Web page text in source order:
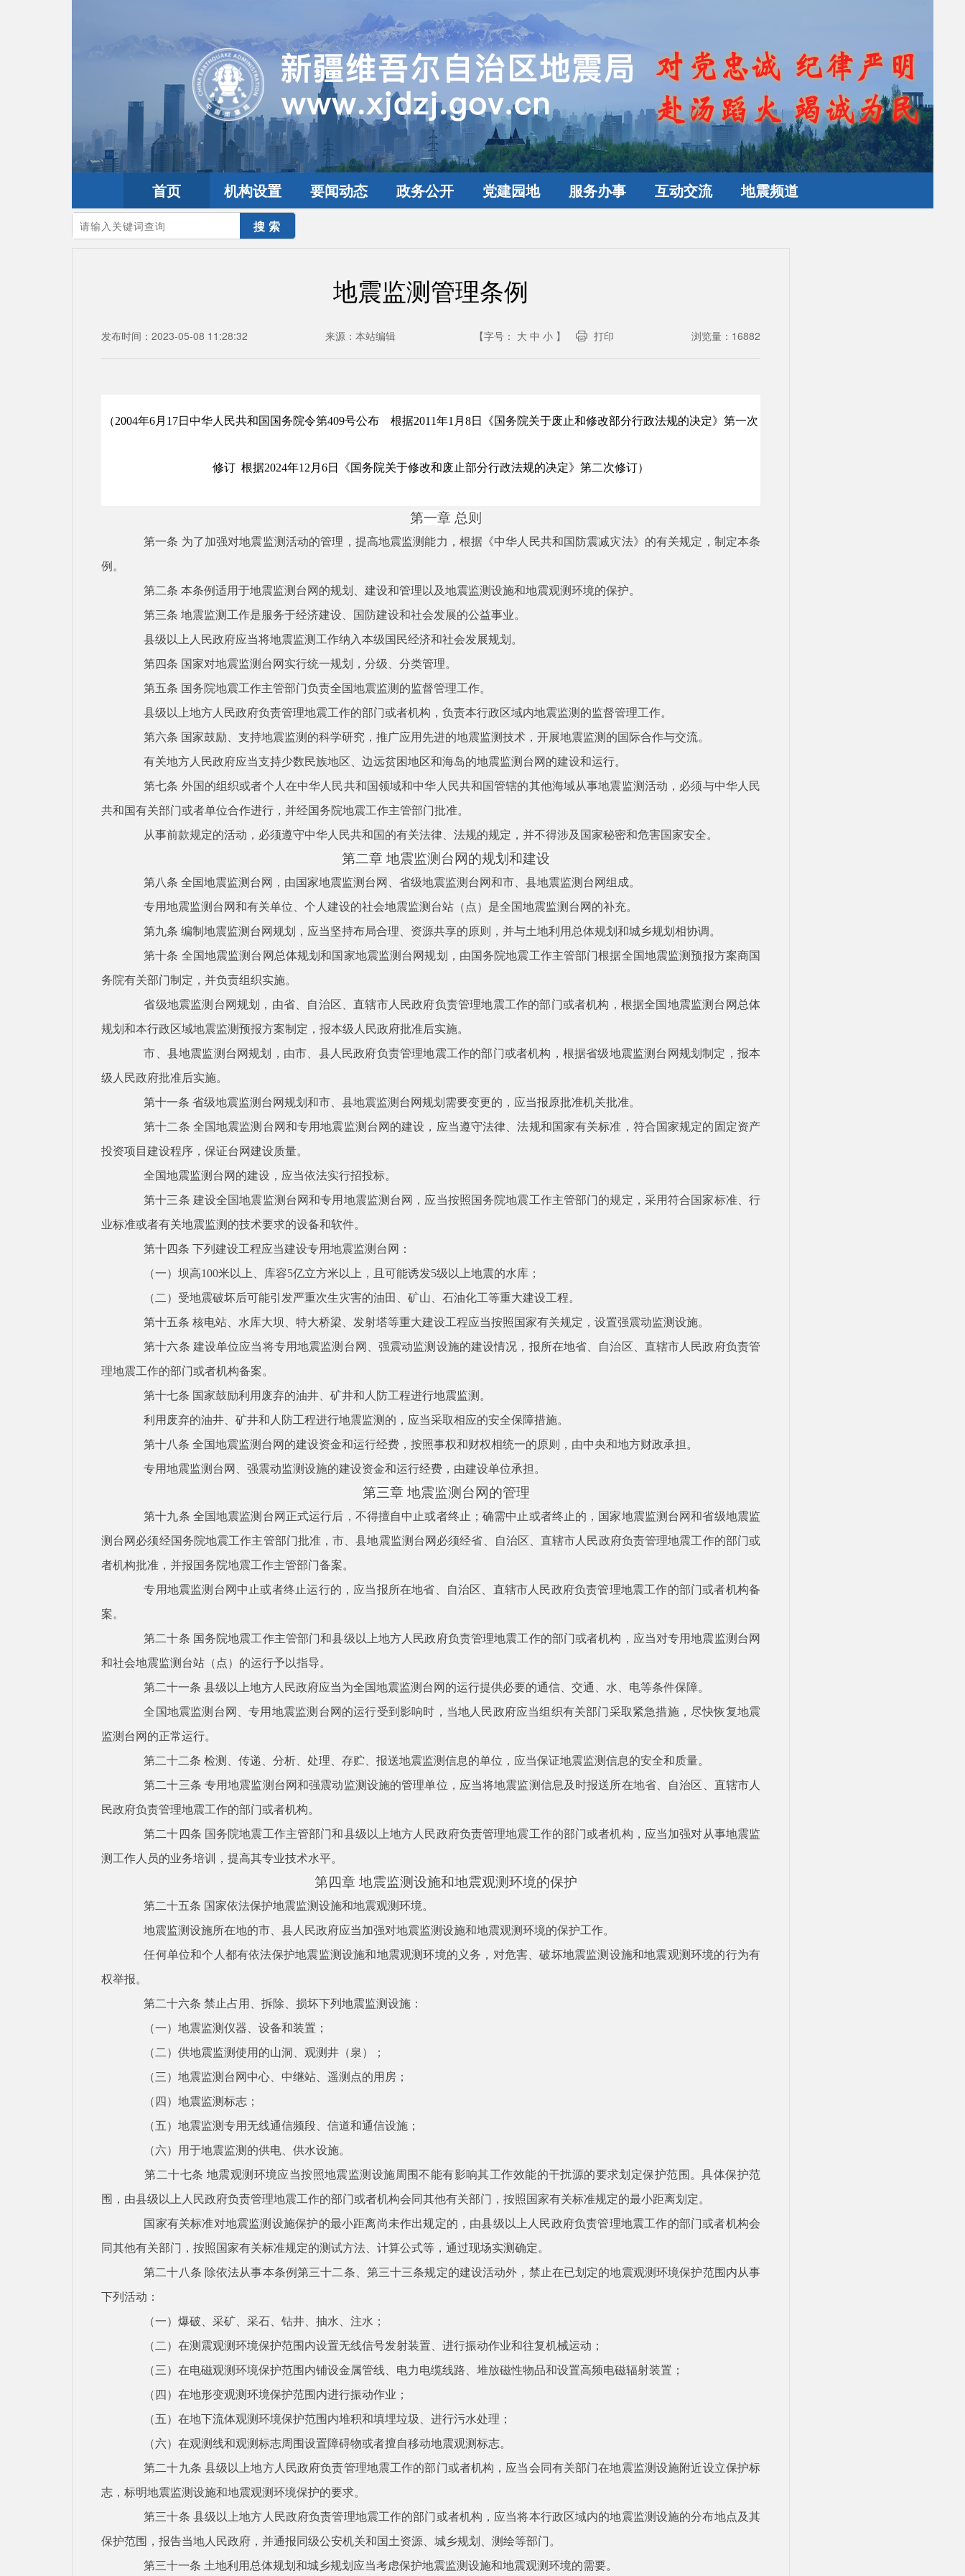
首页 机构设置 要闻动态 政务公开 党建园地 服务办事 互动交流 地震频道
您的当前位置：首页>政务公开
地震监测管理条例
发布时间：2023-05-08 11:28:32 来源：本站编辑 【字号： 大 中 小 】 打印 浏览量： 16882
（2004年6月17日中华人民共和国国务院令第409号公布 根据2011年1月8日《国务院关于废止和修改部分行政法规的决定》第一次
修订 根据2024年12月6日《国务院关于修改和废止部分行政法规的决定》第二次修订）
第一章 总则
第一条 为了加强对地震监测活动的管理，提高地震监测能力，根据《中华人民共和国防震减灾法》的有关规定，制定本条
例。
第二条 本条例适用于地震监测台网的规划、建设和管理以及地震监测设施和地震观测环境的保护。
第三条 地震监测工作是服务于经济建设、国防建设和社会发展的公益事业。
县级以上人民政府应当将地震监测工作纳入本级国民经济和社会发展规划。
第四条 国家对地震监测台网实行统一规划，分级、分类管理。
第五条 国务院地震工作主管部门负责全国地震监测的监督管理工作。
县级以上地方人民政府负责管理地震工作的部门或者机构，负责本行政区域内地震监测的监督管理工作。
第六条 国家鼓励、支持地震监测的科学研究，推广应用先进的地震监测技术，开展地震监测的国际合作与交流。
有关地方人民政府应当支持少数民族地区、边远贫困地区和海岛的地震监测台网的建设和运行。
第七条 外国的组织或者个人在中华人民共和国领域和中华人民共和国管辖的其他海域从事地震监测活动，必须与中华人民
共和国有关部门或者单位合作进行，并经国务院地震工作主管部门批准。
从事前款规定的活动，必须遵守中华人民共和国的有关法律、法规的规定，并不得涉及国家秘密和危害国家安全。
第二章 地震监测台网的规划和建设
第八条 全国地震监测台网，由国家地震监测台网、省级地震监测台网和市、县地震监测台网组成。
专用地震监测台网和有关单位、个人建设的社会地震监测台站（点）是全国地震监测台网的补充。
第九条 编制地震监测台网规划，应当坚持布局合理、资源共享的原则，并与土地利用总体规划和城乡规划相协调。
第十条 全国地震监测台网总体规划和国家地震监测台网规划，由国务院地震工作主管部门根据全国地震监测预报方案商国
务院有关部门制定，并负责组织实施。
省级地震监测台网规划，由省、自治区、直辖市人民政府负责管理地震工作的部门或者机构，根据全国地震监测台网总体
规划和本行政区域地震监测预报方案制定，报本级人民政府批准后实施。
市、县地震监测台网规划，由市、县人民政府负责管理地震工作的部门或者机构，根据省级地震监测台网规划制定，报本
级人民政府批准后实施。
第十一条 省级地震监测台网规划和市、县地震监测台网规划需要变更的，应当报原批准机关批准。
第十二条 全国地震监测台网和专用地震监测台网的建设，应当遵守法律、法规和国家有关标准，符合国家规定的固定资产
投资项目建设程序，保证台网建设质量。
全国地震监测台网的建设，应当依法实行招投标。
第十三条 建设全国地震监测台网和专用地震监测台网，应当按照国务院地震工作主管部门的规定，采用符合国家标准、行
业标准或者有关地震监测的技术要求的设备和软件。
第十四条 下列建设工程应当建设专用地震监测台网：
（一）坝高100米以上、库容5亿立方米以上，且可能诱发5级以上地震的水库；
（二）受地震破坏后可能引发严重次生灾害的油田、矿山、石油化工等重大建设工程。
第十五条 核电站、水库大坝、特大桥梁、发射塔等重大建设工程应当按照国家有关规定，设置强震动监测设施。
第十六条 建设单位应当将专用地震监测台网、强震动监测设施的建设情况，报所在地省、自治区、直辖市人民政府负责管
理地震工作的部门或者机构备案。
第十七条 国家鼓励利用废弃的油井、矿井和人防工程进行地震监测。
利用废弃的油井、矿井和人防工程进行地震监测的，应当采取相应的安全保障措施。
第十八条 全国地震监测台网的建设资金和运行经费，按照事权和财权相统一的原则，由中央和地方财政承担。
专用地震监测台网、强震动监测设施的建设资金和运行经费，由建设单位承担。
第三章 地震监测台网的管理
第十九条 全国地震监测台网正式运行后，不得擅自中止或者终止；确需中止或者终止的，国家地震监测台网和省级地震监
测台网必须经国务院地震工作主管部门批准，市、县地震监测台网必须经省、自治区、直辖市人民政府负责管理地震工作的部门或
者机构批准，并报国务院地震工作主管部门备案。
专用地震监测台网中止或者终止运行的，应当报所在地省、自治区、直辖市人民政府负责管理地震工作的部门或者机构备
案。
第二十条 国务院地震工作主管部门和县级以上地方人民政府负责管理地震工作的部门或者机构，应当对专用地震监测台网
和社会地震监测台站（点）的运行予以指导。
第二十一条 县级以上地方人民政府应当为全国地震监测台网的运行提供必要的通信、交通、水、电等条件保障。
全国地震监测台网、专用地震监测台网的运行受到影响时，当地人民政府应当组织有关部门采取紧急措施，尽快恢复地震
监测台网的正常运行。
第二十二条 检测、传递、分析、处理、存贮、报送地震监测信息的单位，应当保证地震监测信息的安全和质量。
第二十三条 专用地震监测台网和强震动监测设施的管理单位，应当将地震监测信息及时报送所在地省、自治区、直辖市人
民政府负责管理地震工作的部门或者机构。
第二十四条 国务院地震工作主管部门和县级以上地方人民政府负责管理地震工作的部门或者机构，应当加强对从事地震监
测工作人员的业务培训，提高其专业技术水平。
第四章 地震监测设施和地震观测环境的保护
第二十五条 国家依法保护地震监测设施和地震观测环境。
地震监测设施所在地的市、县人民政府应当加强对地震监测设施和地震观测环境的保护工作。
任何单位和个人都有依法保护地震监测设施和地震观测环境的义务，对危害、破坏地震监测设施和地震观测环境的行为有
权举报。
第二十六条 禁止占用、拆除、损坏下列地震监测设施：
（一）地震监测仪器、设备和装置；
（二）供地震监测使用的山洞、观测井（泉）；
（三）地震监测台网中心、中继站、遥测点的用房；
（四）地震监测标志；
（五）地震监测专用无线通信频段、信道和通信设施；
（六）用于地震监测的供电、供水设施。
第二十七条 地震观测环境应当按照地震监测设施周围不能有影响其工作效能的干扰源的要求划定保护范围。具体保护范
围，由县级以上人民政府负责管理地震工作的部门或者机构会同其他有关部门，按照国家有关标准规定的最小距离划定。
国家有关标准对地震监测设施保护的最小距离尚未作出规定的，由县级以上人民政府负责管理地震工作的部门或者机构会
同其他有关部门，按照国家有关标准规定的测试方法、计算公式等，通过现场实测确定。
第二十八条 除依法从事本条例第三十二条、第三十三条规定的建设活动外，禁止在已划定的地震观测环境保护范围内从事
下列活动：
（一）爆破、采矿、采石、钻井、抽水、注水；
（二）在测震观测环境保护范围内设置无线信号发射装置、进行振动作业和往复机械运动；
（三）在电磁观测环境保护范围内铺设金属管线、电力电缆线路、堆放磁性物品和设置高频电磁辐射装置；
（四）在地形变观测环境保护范围内进行振动作业；
（五）在地下流体观测环境保护范围内堆积和填埋垃圾、进行污水处理；
（六）在观测线和观测标志周围设置障碍物或者擅自移动地震观测标志。
第二十九条 县级以上地方人民政府负责管理地震工作的部门或者机构，应当会同有关部门在地震监测设施附近设立保护标
志，标明地震监测设施和地震观测环境保护的要求。
第三十条 县级以上地方人民政府负责管理地震工作的部门或者机构，应当将本行政区域内的地震监测设施的分布地点及其
保护范围，报告当地人民政府，并通报同级公安机关和国土资源、城乡规划、测绘等部门。
第三十一条 土地利用总体规划和城乡规划应当考虑保护地震监测设施和地震观测环境的需要。